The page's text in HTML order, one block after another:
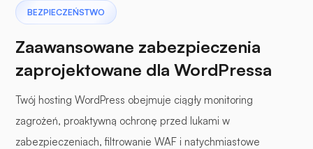
BEZPIECZEŃSTWO
Zaawansowane zabezpieczenia
zaprojektowane dla WordPressa
Twój hosting WordPress obejmuje ciągły monitoring
zagrożeń, proaktywną ochronę przed lukami w
zabezpieczeniach, filtrowanie WAF i natychmiastowe